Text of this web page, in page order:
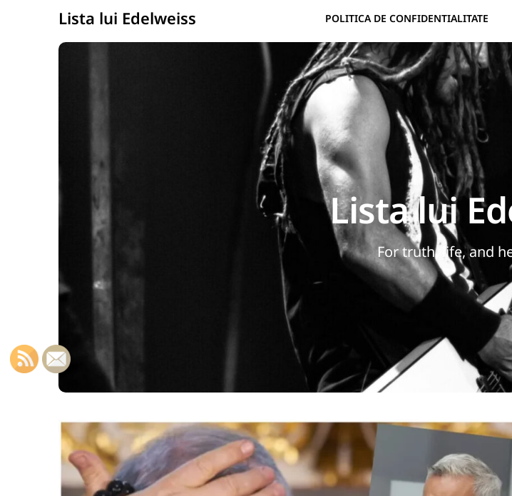
Lista lui Edelweiss POLITICA DE CONFIDENTIALITATE
Lista lui
For truth, life, and